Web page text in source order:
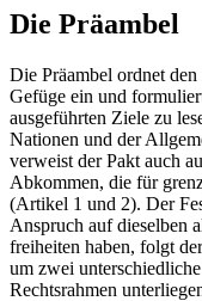
Die Präambel
Die Präambel ordnet
Gefüge ein und
ausgeführten Ziele zu
Nationen und der
verweist der Pakt auch
Abkommen, die für
(Artikel 1 und 2). Der
Anspruch auf dieselben
freiheiten haben, folgt
um zwei
Rechtsrahmen